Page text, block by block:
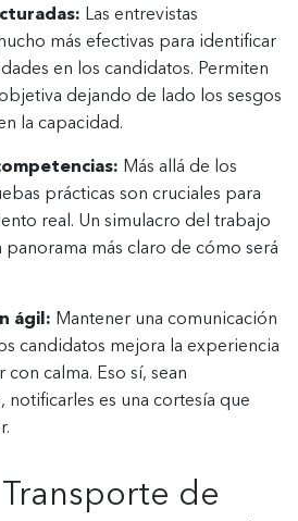
Las entrevistas
más efectivas para identificar
en los candidatos. Permiten
dejando de lado los sesgos
la capacidad.
Más allá de los
prácticas son cruciales para
real. Un simulacro del trabajo
panorama más claro de cómo será
ágil: Mantener una comunicación
candidatos mejora la experiencia
calma. Eso sí, sean
notificarles es una cortesía que
de